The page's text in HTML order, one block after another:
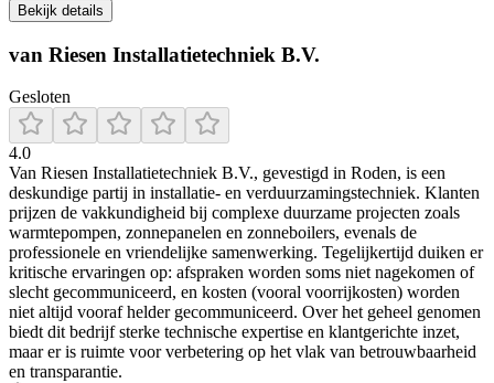
Bekijk details
van Riesen Installatietechniek B.V.
Gesloten
4.0
Van Riesen Installatietechniek B.V., gevestigd in Roden, is een
deskundige partij in installatie- en verduurzamingstechniek. Klanten
prijzen de vakkundigheid bij complexe duurzame projecten zoals
warmtepompen, zonnepanelen en zonneboilers, evenals de
professionele en vriendelijke samenwerking. Tegelijkertijd duiken er
kritische ervaringen op: afspraken worden soms niet nagekomen of
slecht gecommuniceerd, en kosten (vooral voorrijkosten) worden
niet altijd vooraf helder gecommuniceerd. Over het geheel genomen
biedt dit bedrijf sterke technische expertise en klantgerichte inzet,
maar er is ruimte voor verbetering op het vlak van betrouwbaarheid
en transparantie.